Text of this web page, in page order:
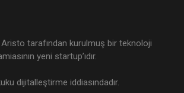
tarafından kurulmuş bir teknoloji
yeni startup’ıdır.
dijitalleştirme iddiasındadır.